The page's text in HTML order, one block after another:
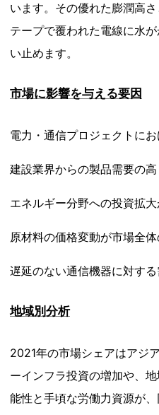
います。その優れた膨潤高
テープで覆われた電線に水
い止めます。
市場に影響を与える要因
電力・通信プロジェクトに
建設業界からの製品需要の
エネルギー分野への投資拡
原材料の価格変動が市場全
遅延のない通信機器に対す
地域別分析
2021年の市場シェアはアジ
ーインフラ投資の増加や、
能性と手頃な労働力資源が